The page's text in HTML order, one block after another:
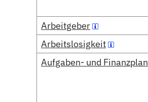
Arbeitgeber
Arbeitslosigkeit
Aufgaben- und Finanzplan